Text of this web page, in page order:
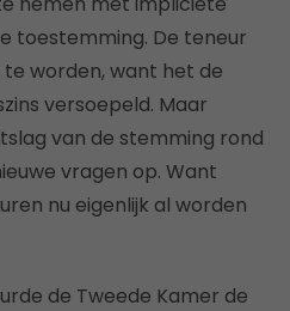
toestemming. De teneur
worden, want het de
versoepeld. Maar
van de stemming rond
vragen op. Want
nu eigenlijk al worden
de Tweede Kamer de